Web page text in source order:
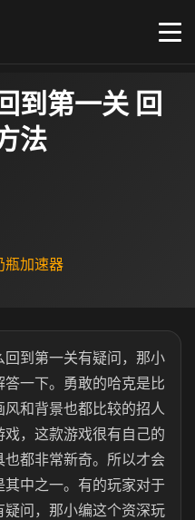
到第一关 回
法
加速器
到第一关有疑问，那小
一下。勇敢的哈克是比
和背景也都比较的招人
，这款游戏很有自己的
都非常新奇。所以才会
中之一。有的玩家对于
问，那小编这个资深玩